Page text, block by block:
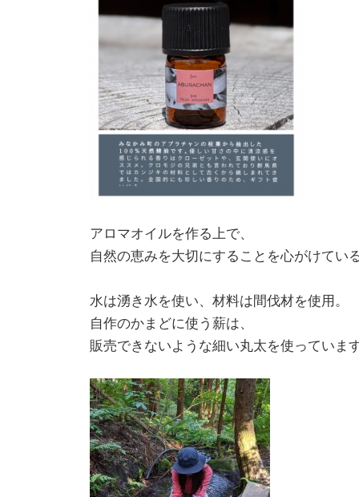
アロマオイルを作る上で、
自然の恵みを大切にすることを心がけてい
水は湧き水を使い、材料は間伐材を使用。
自作のかまどに使う薪は、
販売できないような細い丸太を使っています